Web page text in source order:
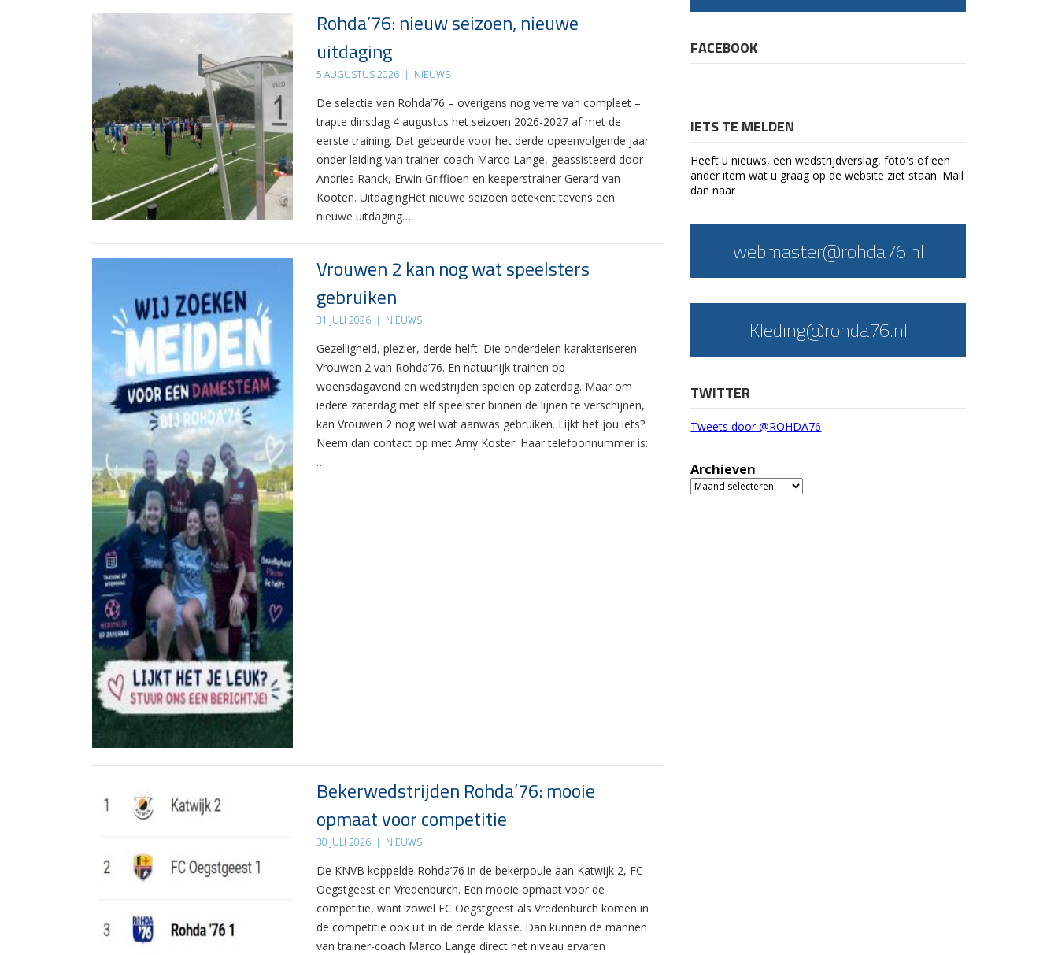
Rohda’76: nieuw seizoen, nieuwe
uitdaging
5 AUGUSTUS 2026 | NIEUWS
De selectie van Rohda’76 – overigens nog verre van compleet –
trapte dinsdag 4 augustus het seizoen 2026-2027 af met de
eerste training. Dat gebeurde voor het derde opeenvolgende jaar
onder leiding van trainer-coach Marco Lange, geassisteerd door
Andries Ranck, Erwin Griffioen en keeperstrainer Gerard van
Kooten. UitdagingHet nieuwe seizoen betekent tevens een
nieuwe uitdaging….
Vrouwen 2 kan nog wat speelsters
gebruiken
31 JULI 2026 | NIEUWS
Gezelligheid, plezier, derde helft. Die onderdelen karakteriseren
Vrouwen 2 van Rohda’76. En natuurlijk trainen op
woensdagavond en wedstrijden spelen op zaterdag. Maar om
iedere zaterdag met elf speelster binnen de lijnen te verschijnen,
kan Vrouwen 2 nog wel wat aanwas gebruiken. Lijkt het jou iets?
Neem dan contact op met Amy Koster. Haar telefoonnummer is:
…
Bekerwedstrijden Rohda’76: mooie
opmaat voor competitie
30 JULI 2026 | NIEUWS
De KNVB koppelde Rohda’76 in de bekerpoule aan Katwijk 2, FC
Oegstgeest en Vredenburch. Een mooie opmaat voor de
competitie, want zowel FC Oegstgeest als Vredenburch komen in
de competitie ook uit in de derde klasse. Dan kunnen de mannen
van trainer-coach Marco Lange direct het niveau ervaren
FACEBOOK
IETS TE MELDEN
Heeft u nieuws, een wedstrijdverslag, foto's of een
ander item wat u graag op de website ziet staan. Mail
dan naar
webmaster@rohda76.nl
Kleding@rohda76.nl
TWITTER
Tweets door @ROHDA76
Archieven
Archieven